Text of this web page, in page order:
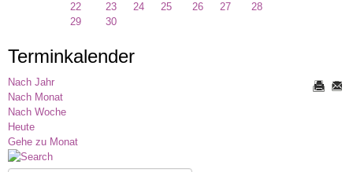
22
23 24 25 26 27
28
29
30
Terminkalender
Nach Jahr
Nach Monat
Nach Woche
Heute
Gehe zu Monat